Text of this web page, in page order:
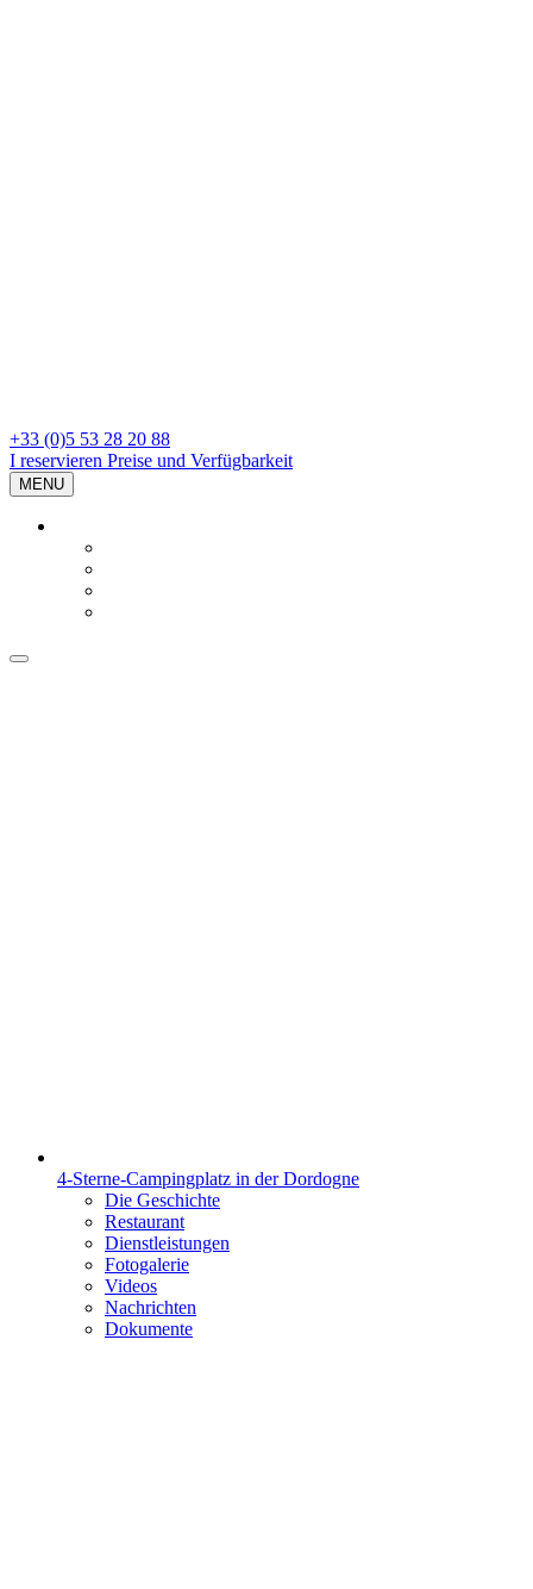
+33 (0)5 53 28 20 88
I reservieren Preise und Verfügbarkeit
MENU
4-Sterne-Campingplatz in der Dordogne
Die Geschichte
Restaurant
Dienstleistungen
Fotogalerie
Videos
Nachrichten
Dokumente